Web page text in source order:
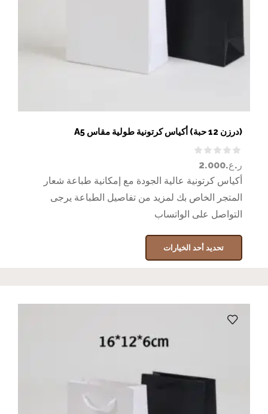
(درزن 12 حبة) أكياس كرتونية طولية مقاس A5
ر.ع.2.000
أكياس كرتونية عالية الجودة مع إمكانية طباعة شعار
المتجر الخاص بك لمزيد من تفاصيل الطباعة يرجى
التواصل على الواتساب
تحديد أحد الخيارات